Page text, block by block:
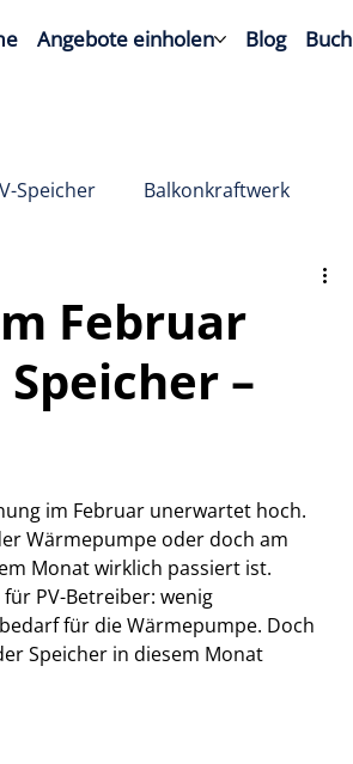
Angebote einholen Blog Buch
Speicher Balkonkraftwerk
Februar
–
im Februar unerwartet hoch.
Wärmepumpe oder doch am
Monat wirklich passiert ist.
PV-Betreiber: wenig
für die Wärmepumpe. Doch
Speicher in diesem Monat